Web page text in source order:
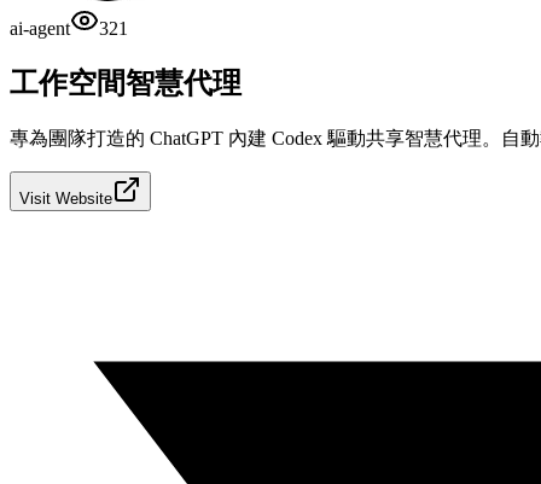
ai-agent 321
工作空間智慧代理
專為團隊打造的 ChatGPT 內建 Codex 驅動共享智慧代理。
Visit Website